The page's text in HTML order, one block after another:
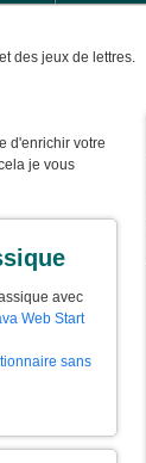
des jeux de lettres.
d'enrichir votre
je vous
avec
Web Start
sans